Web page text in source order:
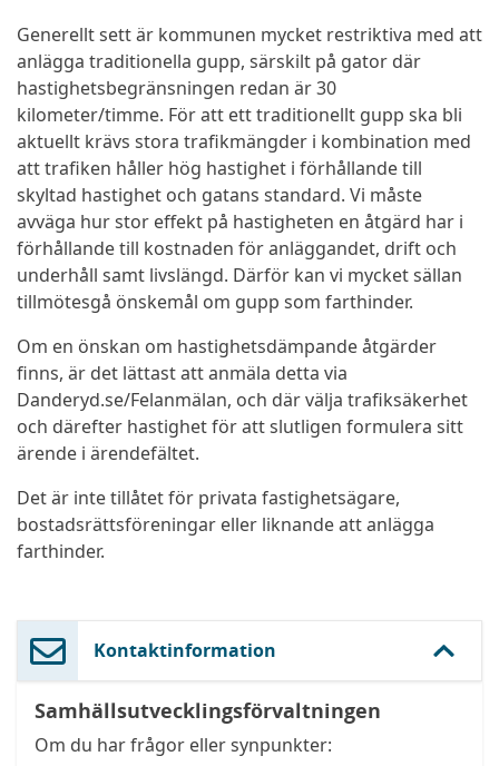
Generellt sett är kommunen mycket restriktiva med att
anlägga traditionella gupp, särskilt på gator där
hastighetsbegränsningen redan är 30
kilometer/timme. För att ett traditionellt gupp ska bli
aktuellt krävs stora trafikmängder i kombination med
att trafiken håller hög hastighet i förhållande till
skyltad hastighet och gatans standard. Vi måste
avväga hur stor effekt på hastigheten en åtgärd har i
förhållande till kostnaden för anläggandet, drift och
underhåll samt livslängd. Därför kan vi mycket sällan
tillmötesgå önskemål om gupp som farthinder.
Om en önskan om hastighetsdämpande åtgärder
finns, är det lättast att anmäla detta via
Danderyd.se/Felanmälan, och där välja trafiksäkerhet
och därefter hastighet för att slutligen formulera sitt
ärende i ärendefältet.
Det är inte tillåtet för privata fastighetsägare,
bostadsrättsföreningar eller liknande att anlägga
farthinder.
Kontaktinformation
Samhällsutvecklingsförvaltningen
Om du har frågor eller synpunkter: